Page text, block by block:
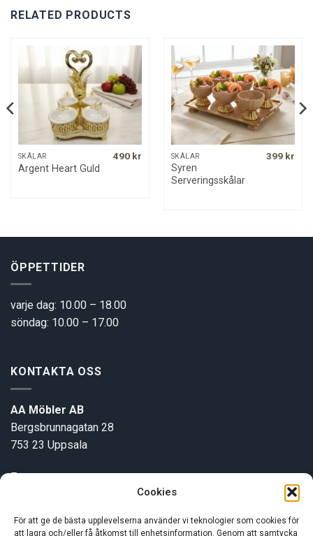
Cookies
För att ge de bästa upplevelserna använder vi teknologier som cookies för
att lagra och/eller få åtkomst till enhetsinformation. Genom att samtycka
RELATED PRODUCTS
SKÅLAR
Argent Heart Guld
490 kr SKÅLAR
Syren
Serveringsskålar
399 kr
ÖPPETTIDER
varje dag: 10.00 – 18.00
söndag: 10.00 – 17.00
KONTAKTA OSS
AA Möbler AB
Bergsbrunnagatan 28
753 23 Uppsala
E-post: